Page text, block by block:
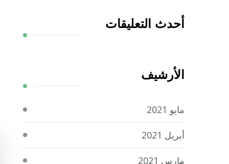
أحدث التعليقات
الأرشيف
مايو 2021
أبريل 2021
مارس 2021